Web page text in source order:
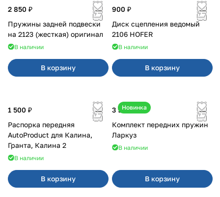
2 850 ₽
Пружины задней подвески
на 2123 (жесткая) оригинал
В наличии
В корзину
900 ₽
Диск сцепления ведомый
2106 HOFER
В наличии
В корзину
1 500 ₽
Распорка передняя
AutoProduct для Калина,
Гранта, Калина 2
В наличии
В корзину
Новинка
3 900 ₽
Комплект передних пружин
Ларкуз
В наличии
В корзину